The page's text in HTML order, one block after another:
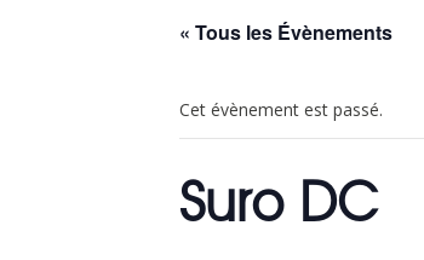
« Tous les Évènements
Cet évènement est passé.
Suro DC